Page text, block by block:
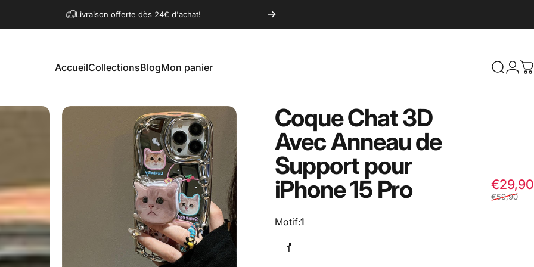
Livraison offerte dès 24€ d'achat!
AccueilCollectionsBlogMon panier
CoqueChat3D
AvecAnneaude
Support pour
iPhone15 Pro €29,90
€59,90
Motif
Motif:1
1